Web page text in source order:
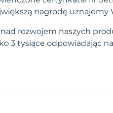
nagrodę
rozwojem naszych
3 tysiące odpowiadając